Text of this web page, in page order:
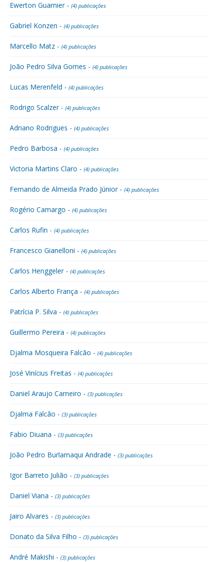
Ewerton Guarnier - (4) publicações
Gabriel Konzen - (4) publicações
Marcello Matz - (4) publicações
João Pedro Silva Gomes - (4) publicações
Lucas Merenfeld - (4) publicações
Rodrigo Scalzer - (4) publicações
Adriano Rodrigues - (4) publicações
Pedro Barbosa - (4) publicações
Victoria Martins Claro - (4) publicações
Fernando de Almeida Prado Júnior - (4) publicações
Rogério Camargo - (4) publicações
Carlos Rufin - (4) publicações
Francesco Gianelloni - (4) publicações
Carlos Henggeler - (4) publicações
Carlos Alberto França - (4) publicações
Patrícia P. Silva - (4) publicações
Guillermo Pereira - (4) publicações
Djalma Mosqueira Falcão - (4) publicações
José Vinícius Freitas - (4) publicações
Daniel Araujo Carneiro - (3) publicações
Djalma Falcão - (3) publicações
Fabio Diuana - (3) publicações
João Pedro Burlamaqui Andrade - (3) publicações
Igor Barreto Julião - (3) publicações
Daniel Viana - (3) publicações
Jairo Alvares - (3) publicações
Donato da Silva Filho - (3) publicações
André Makishi - (3) publicações